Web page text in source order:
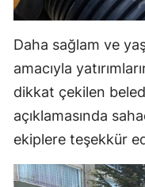
Daha sağlam ve
amacıyla
dikkat çekilen
açıklamasında
ekiplere teşekkür